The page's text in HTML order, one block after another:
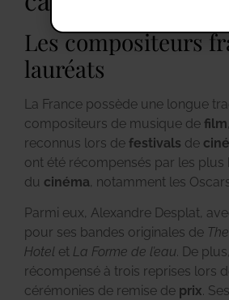
Les compositeurs
lauréats
La France possède une longue
compositeurs de musique de film
reconnus lors de festivals de
ont été récompensés par les plus
du cinéma, notamment les
Parmi eux, Alexandre Desplat,
pour ses bandes originales de
Hotel et La Forme de l’eau. De
récompensé à trois reprises lors
cérémonies de remise de prix.